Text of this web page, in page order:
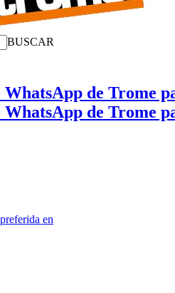
BUSCAR
WhatsApp de Trome
WhatsApp de Trome
en